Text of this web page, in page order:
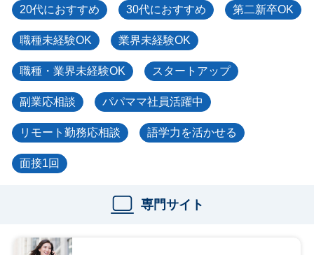
20代におすすめ 30代におすすめ 第二新卒OK
職種未経験OK 業界未経験OK
職種・業界未経験OK スタートアップ
副業応相談 パパママ社員活躍中
リモート勤務応相談 語学力を活かせる
面接1回
専門サイト